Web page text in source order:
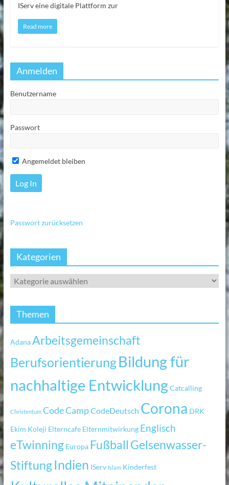
IServ eine digitale Plattform zur
Read more
Anmelden
Benutzername
Passwort
Angemeldet bleiben
Passwort zurücksetzen
Kategorien
Themen
AdanaArbeitsgemeinschaft
BerufsorientierungBildung für
nachhaltige EntwicklungCatcalling
Christentum Code CampCodeDeutsch Corona DRK
Ekim Koleji Elterncafe Elternmitwirkung Englisch
eTwinning Europa Fußball Gelsenwasser-
StiftungIndien IServ Islam Kinderfest